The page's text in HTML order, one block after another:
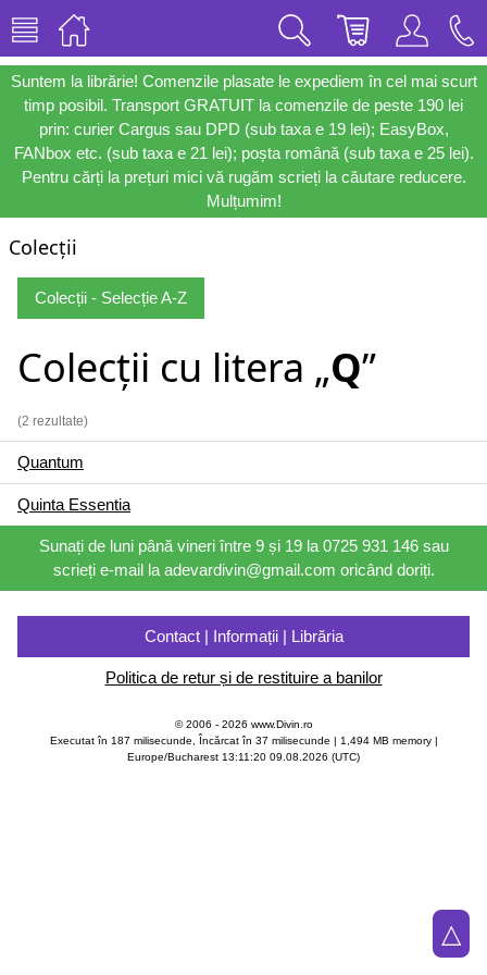
Suntem la librărie! Comenzile plasate le expediem în cel mai scurt
timp posibil. Transport GRATUIT la comenzile de peste 190 lei
prin: curier Cargus sau DPD (sub taxa e 19 lei); EasyBox,
FANbox etc. (sub taxa e 21 lei); poșta română (sub taxa e 25 lei).
Pentru cărți la prețuri mici vă rugăm scrieți la căutare reducere.
Mulțumim!
Colecții
Colecții - Selecție A-Z
Colecții cu litera „Q”
(2 rezultate)
Quantum
Quinta Essentia
Sunați de luni până vineri între 9 și 19 la 0725 931 146 sau
scrieți e-mail la adevardivin@gmail.com oricând doriți.
Contact | Informații | Librăria
Politica de retur și de restituire a banilor
© 2006 - 2026 www.Divin.ro
Executat în 187 milisecunde, Încărcat în 37 milisecunde | 1,494 MB memory |
Europe/Bucharest 13:11:20 09.08.2026 (UTC)
△